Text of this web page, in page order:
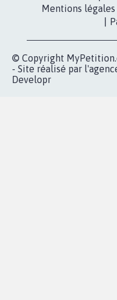
Mentions légales
© Copyright
- Site réalisé par
Developr